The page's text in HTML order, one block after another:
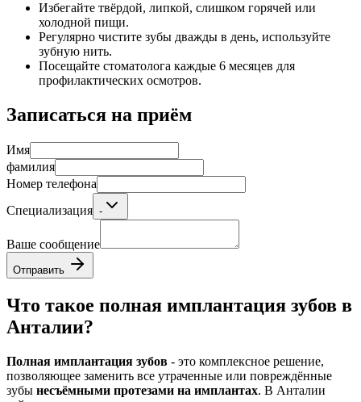
Избегайте твёрдой, липкой, слишком горячей или
холодной пищи.
Регулярно чистите зубы дважды в день, используйте
зубную нить.
Посещайте стоматолога каждые 6 месяцев для
профилактических осмотров.
Записаться на приём
Имя
фамилия
Номер телефона
Специализация -
Ваше сообщение
Отправить
Что такое полная имплантация зубов в
Анталии?
Полная имплантация зубов - это комплексное решение,
позволяющее заменить все утраченные или повреждённые
зубы несъёмными протезами на имплантах. В Анталии